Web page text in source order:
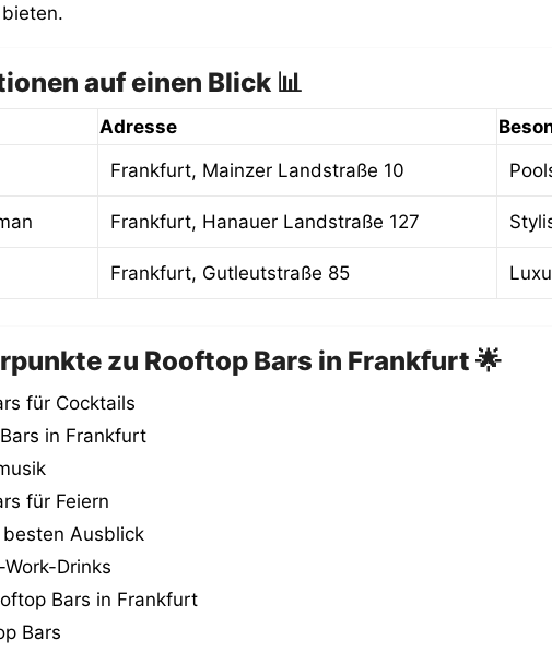
auf einen Blick 📊
Adresse
Frankfurt, Mainzer Landstraße 10
Frankfurt, Hanauer Landstraße 127
Frankfurt, Gutleutstraße 85
zu Rooftop Bars in Frankfurt 🌟
für Cocktails
in Frankfurt
für Feiern
Ausblick
Drinks
Bars in Frankfurt
Bars